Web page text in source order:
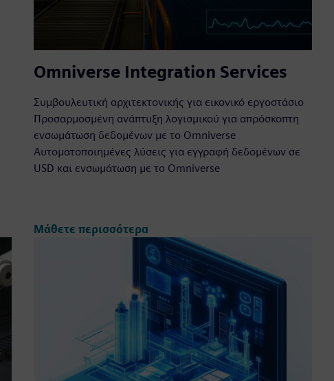
Omniverse Integration Services
Συμβουλευτική αρχιτεκτονικής για εικονικό εργοστάσιο
Προσαρμοσμένη ανάπτυξη λογισμικού για απρόσκοπτη
ενσωμάτωση δεδομένων με το Omniverse
Αυτοματοποιημένες λύσεις για εγγραφή δεδομένων σε
USD και ενσωμάτωση με το Omniverse
Μάθετε περισσότερα